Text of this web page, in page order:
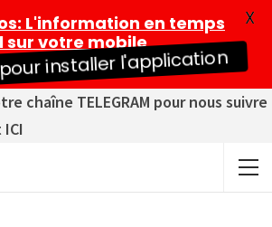
chaîne TELEGRAM pour nous suivre
: L'information en temps
sur votre mobile
pour installer l'application
X